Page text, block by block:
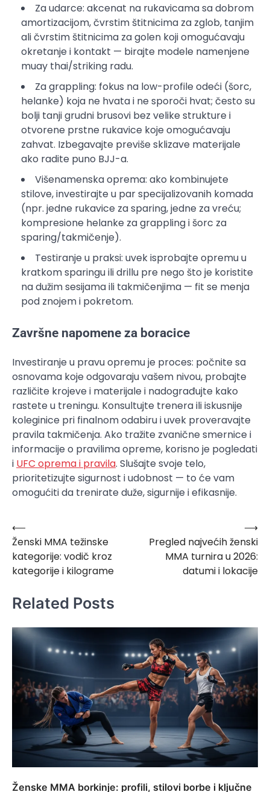
Za udarce: akcenat na rukavicama sa dobrom
amortizacijom, čvrstim štitnicima za zglob, tanjim
ali čvrstim štitnicima za golen koji omogućavaju
okretanje i kontakt — birajte modele namenjene
muay thai/striking radu.
Za grappling: fokus na low-profile odeći (šorc,
helanke) koja ne hvata i ne sporoči hvat; često su
bolji tanji grudni brusovi bez velike strukture i
otvorene prstne rukavice koje omogućavaju
zahvat. Izbegavajte previše sklizave materijale
ako radite puno BJJ-a.
Višenamenska oprema: ako kombinujete
stilove, investirajte u par specijalizovanih komada
(npr. jedne rukavice za sparing, jedne za vreću;
kompresione helanke za grappling i šorc za
sparing/takmičenje).
Testiranje u praksi: uvek isprobajte opremu u
kratkom sparingu ili drillu pre nego što je koristite
na dužim sesijama ili takmičenjima — fit se menja
pod znojem i pokretom.
Završne napomene za boracice
Investiranje u pravu opremu je proces: počnite sa
osnovama koje odgovaraju vašem nivou, probajte
različite krojeve i materijale i nadograđujte kako
rastete u treningu. Konsultujte trenera ili iskusnije
koleginice pri finalnom odabiru i uvek proveravajte
pravila takmičenja. Ako tražite zvanične smernice i
informacije o pravilima opreme, korisno je pogledati
i UFC oprema i pravila. Slušajte svoje telo,
prioritetizujte sigurnost i udobnost — to će vam
omogućiti da trenirate duže, sigurnije i efikasnije.
Post
navigation
⟵
Ženski MMA težinske
kategorije: vodič kroz
kategorije i kilograme
Pregled najvećih ženski
MMA turnira u 2026:
datumi i lokacije
⟶
Related Posts
Ženske MMA borkinje: profili, stilovi borbe i ključne